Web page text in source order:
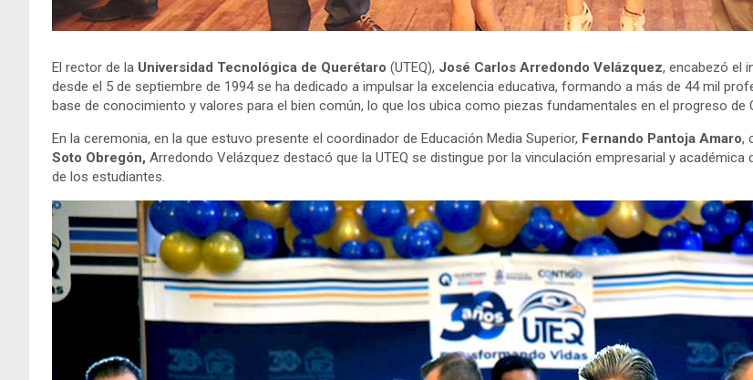
El rector de la Universidad Tecnológica de Querétaro (UTEQ), José Carlos Arredondo Velázquez, encabezó el
desde el 5 de septiembre de 1994 se ha dedicado a impulsar la excelencia educativa, formando a más de 44 mil
base de conocimiento y valores para el bien común, lo que los ubica como piezas fundamentales en el progreso de
En la ceremonia, en la que estuvo presente el coordinador de Educación Media Superior, Fernando Pantoja Amaro,
Soto Obregón, Arredondo Velázquez destacó que la UTEQ se distingue por la vinculación empresarial y
de los estudiantes.